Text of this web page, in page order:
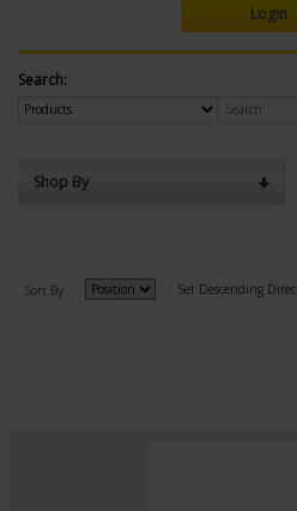
Login
Search:
Shop By
Sort By Set Descending